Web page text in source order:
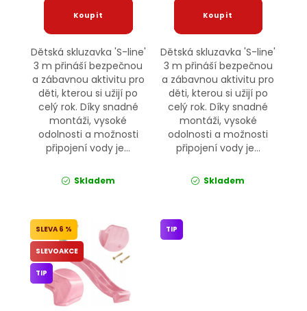
Dětská skluzavka 'S-line'
3 m přináší bezpečnou
a zábavnou aktivitu pro
děti, kterou si užijí po
celý rok. Díky snadné
montáži, vysoké
odolnosti a možnosti
připojení vody je...
Skladem
Dětská skluzavka 'S-line'
3 m přináší bezpečnou
a zábavnou aktivitu pro
děti, kterou si užijí po
celý rok. Díky snadné
montáži, vysoké
odolnosti a možnosti
připojení vody je...
Skladem
6 %
SLEVOAKCE
TIP
TIP